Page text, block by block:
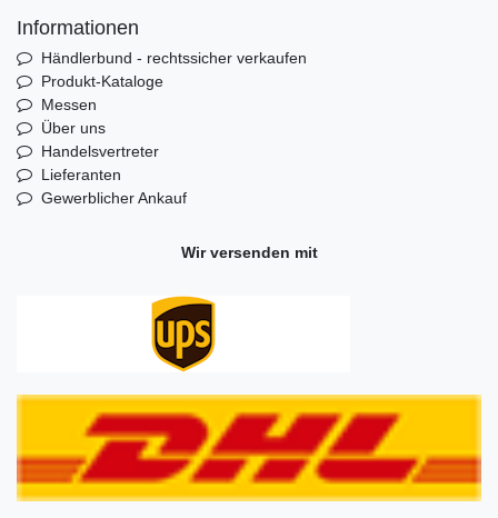
Informationen
Händlerbund - rechtssicher verkaufen
Produkt-Kataloge
Messen
Über uns
Handelsvertreter
Lieferanten
Gewerblicher Ankauf
Wir versenden mit